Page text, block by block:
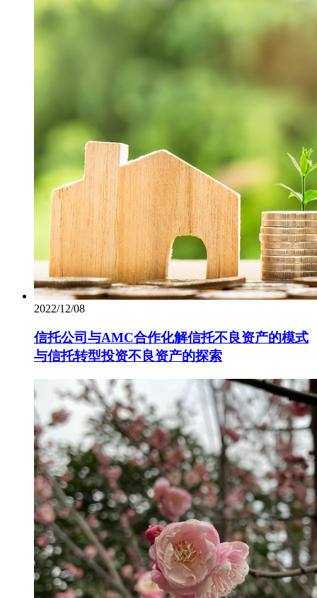
2022/12/08
信托公司与AMC合作化解信托不良资产的模式
与信托转型投资不良资产的探索